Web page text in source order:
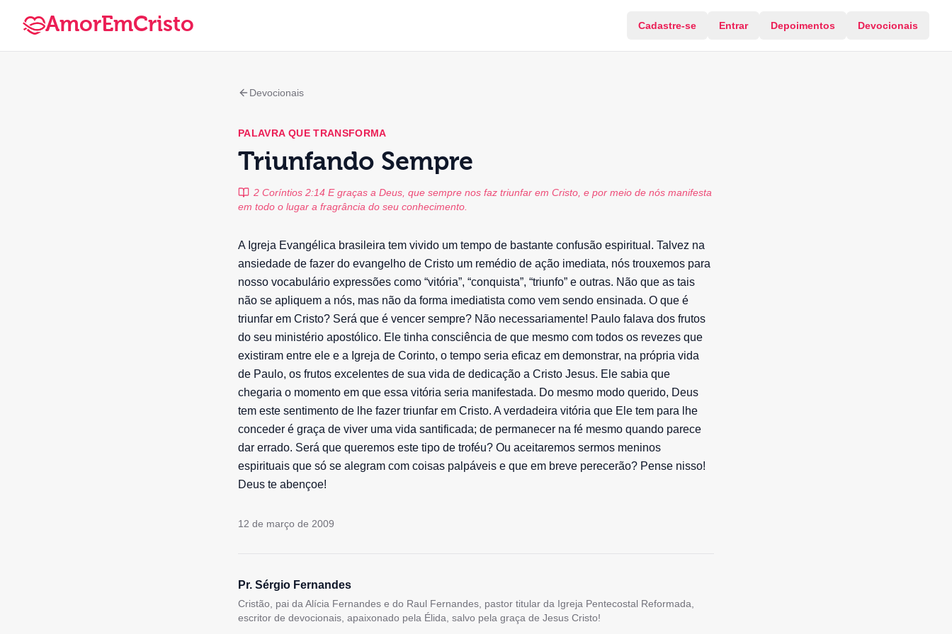
AmorEmCristo Cadastre-se Entrar Depoimentos Devocionais
Devocionais
PALAVRA QUE TRANSFORMA
Triunfando Sempre
2 Coríntios 2:14 E graças a Deus, que sempre nos faz triunfar em Cristo, e por meio de nós manifesta
em todo o lugar a fragrância do seu conhecimento.
A Igreja Evangélica brasileira tem vivido um tempo de bastante confusão espiritual. Talvez na
ansiedade de fazer do evangelho de Cristo um remédio de ação imediata, nós trouxemos para
nosso vocabulário expressões como “vitória”, “conquista”, “triunfo” e outras. Não que as tais
não se apliquem a nós, mas não da forma imediatista como vem sendo ensinada. O que é
triunfar em Cristo? Será que é vencer sempre? Não necessariamente! Paulo falava dos frutos
do seu ministério apostólico. Ele tinha consciência de que mesmo com todos os revezes que
existiram entre ele e a Igreja de Corinto, o tempo seria eficaz em demonstrar, na própria vida
de Paulo, os frutos excelentes de sua vida de dedicação a Cristo Jesus. Ele sabia que
chegaria o momento em que essa vitória seria manifestada. Do mesmo modo querido, Deus
tem este sentimento de lhe fazer triunfar em Cristo. A verdadeira vitória que Ele tem para lhe
conceder é graça de viver uma vida santificada; de permanecer na fé mesmo quando parece
dar errado. Será que queremos este tipo de troféu? Ou aceitaremos sermos meninos
espirituais que só se alegram com coisas palpáveis e que em breve perecerão? Pense nisso!
Deus te abençoe!
12 de março de 2009
Pr. Sérgio Fernandes
Cristão, pai da Alícia Fernandes e do Raul Fernandes, pastor titular da Igreja Pentecostal Reformada,
escritor de devocionais, apaixonado pela Élida, salvo pela graça de Jesus Cristo!